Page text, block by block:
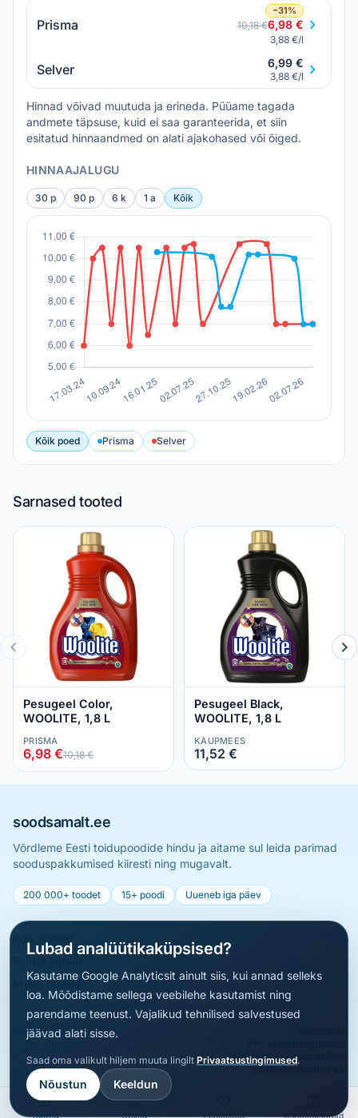
Prisma
−31%
10,18 €6,98 €
3,88 €/l
Selver 6,99 €
3,88 €/l
Hinnad võivad muutuda ja erineda. Püüame tagada
andmete täpsuse, kuid ei saa garanteerida, et siin
esitatud hinnaandmed on alati ajakohased või õiged.
HINNAAJALUGU
30 p 90 p 6 k 1 a Kõik
Kõik poed Prisma Selver
Sarnased tooted
Pesugeel Color,
WOOLITE, 1,8 L
PRISMA
6,98 €10,18 €
Pesugeel Black,
WOOLITE, 1,8 L
KAUPMEES
11,52 €
Tooted Otsing Lemmikud Ostunimekirjad
soodsamalt.ee
Võrdleme Eesti toidupoodide hindu ja aitame sul leida parimad
sooduspakkumised kiiresti ning mugavalt.
200 000+ toodet 15+ poodi Uueneb iga päev
Muud tooted
© 2026 soodsamalt.ee
Muuda küpsiste valikut
info@soodsamalt.ee
Lubad analüütikaküpsised?
Kasutame Google Analyticsit ainult siis, kui annad selleks
loa. Mõõdistame sellega veebilehe kasutamist ning
parendame teenust. Vajalikud tehnilised salvestused
jäävad alati sisse.
Saad oma valikult hiljem muuta lingilt Privaatsustingimused.
Nõustun Keeldun